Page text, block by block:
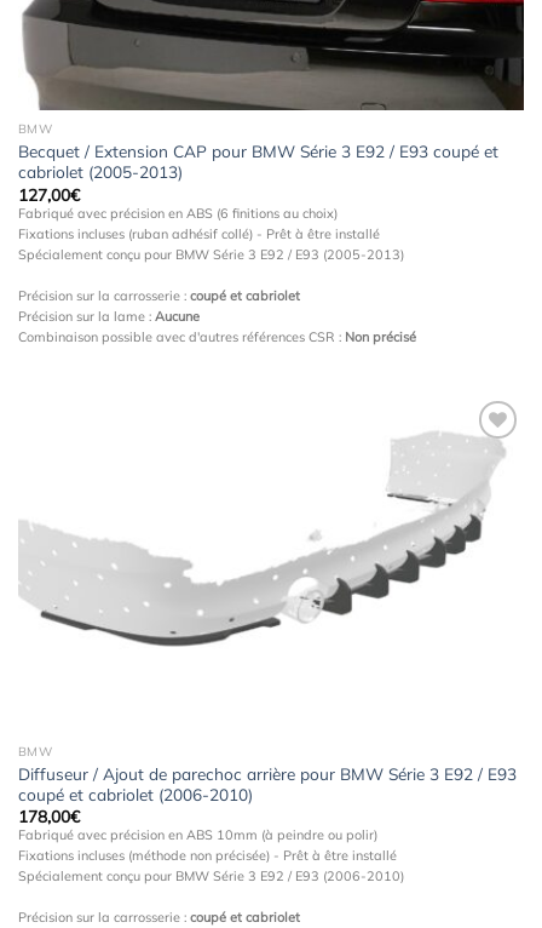
BMW
Becquet / Extension CAP pour BMW Série 3 E92 / E93 coupé et
cabriolet (2005-2013)
127,00€
Fabriqué avec précision en ABS (6 finitions au choix)
Fixations incluses (ruban adhésif collé) - Prêt à être installé
Spécialement conçu pour BMW Série 3 E92 / E93 (2005-2013)
Précision sur la carrosserie : coupé et cabriolet
Précision sur la lame : Aucune
Combinaison possible avec d'autres références CSR : Non précisé
Ajouter
à la
wishlist
BMW
Diffuseur / Ajout de parechoc arrière pour BMW Série 3 E92 / E93
coupé et cabriolet (2006-2010)
178,00€
Fabriqué avec précision en ABS 10mm (à peindre ou polir)
Fixations incluses (méthode non précisée) - Prêt à être installé
Spécialement conçu pour BMW Série 3 E92 / E93 (2006-2010)
Précision sur la carrosserie : coupé et cabriolet